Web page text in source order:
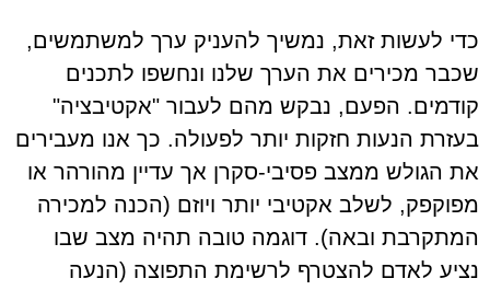
כדי לעשות זאת, נמשיך להעניק ערך למשתמשים,
שכבר מכירים את הערך שלנו ונחשפו לתכנים
קודמים. הפעם, נבקש מהם לעבור "אקטיבציה"
בעזרת הנעות חזקות יותר לפעולה. כך אנו מעבירים
את הגולש ממצב פסיבי-סקרן אך עדיין מהורהר או
מפוקפק, לשלב אקטיבי יותר ויוזם (הכנה למכירה
המתקרבת ובאה). דוגמה טובה תהיה מצב שבו
נציע לאדם להצטרף לרשימת התפוצה (הנעה